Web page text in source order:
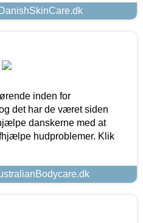
inden for
det har de været siden
danskerne med at
hudproblemer. Klik